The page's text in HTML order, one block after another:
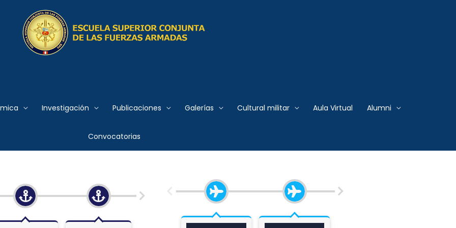
Investigación Publicaciones Galerías Cultural militar Aula Virtual Alumni
Convocatorias
MARINA DE GUERRA FUERZA AÉREA DEL PERÚ